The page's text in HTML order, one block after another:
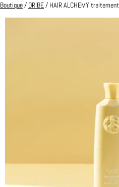
Boutique/ ORIBE/ HAIR ALCHEMY